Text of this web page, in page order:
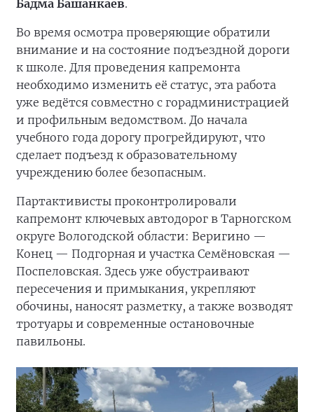
Бадма Башанкаев.
Во время осмотра проверяющие обратили
внимание и на состояние подъездной дороги
к школе. Для проведения капремонта
необходимо изменить её статус, эта работа
уже ведётся совместно с горадминистрацией
и профильным ведомством. До начала
учебного года дорогу прогрейдируют, что
сделает подъезд к образовательному
учреждению более безопасным.
Партактивисты проконтролировали
капремонт ключевых автодорог в Тарногском
округе Вологодской области: Веригино —
Конец — Подгорная и участка Семёновская —
Поспеловская. Здесь уже обустраивают
пересечения и примыкания, укрепляют
обочины, наносят разметку, а также возводят
тротуары и современные остановочные
павильоны.